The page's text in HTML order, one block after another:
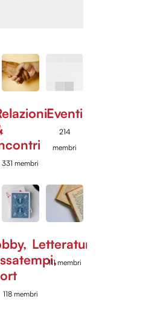
331 membri
Eventi
214
membri
118 membri
Letteratura
111 membri